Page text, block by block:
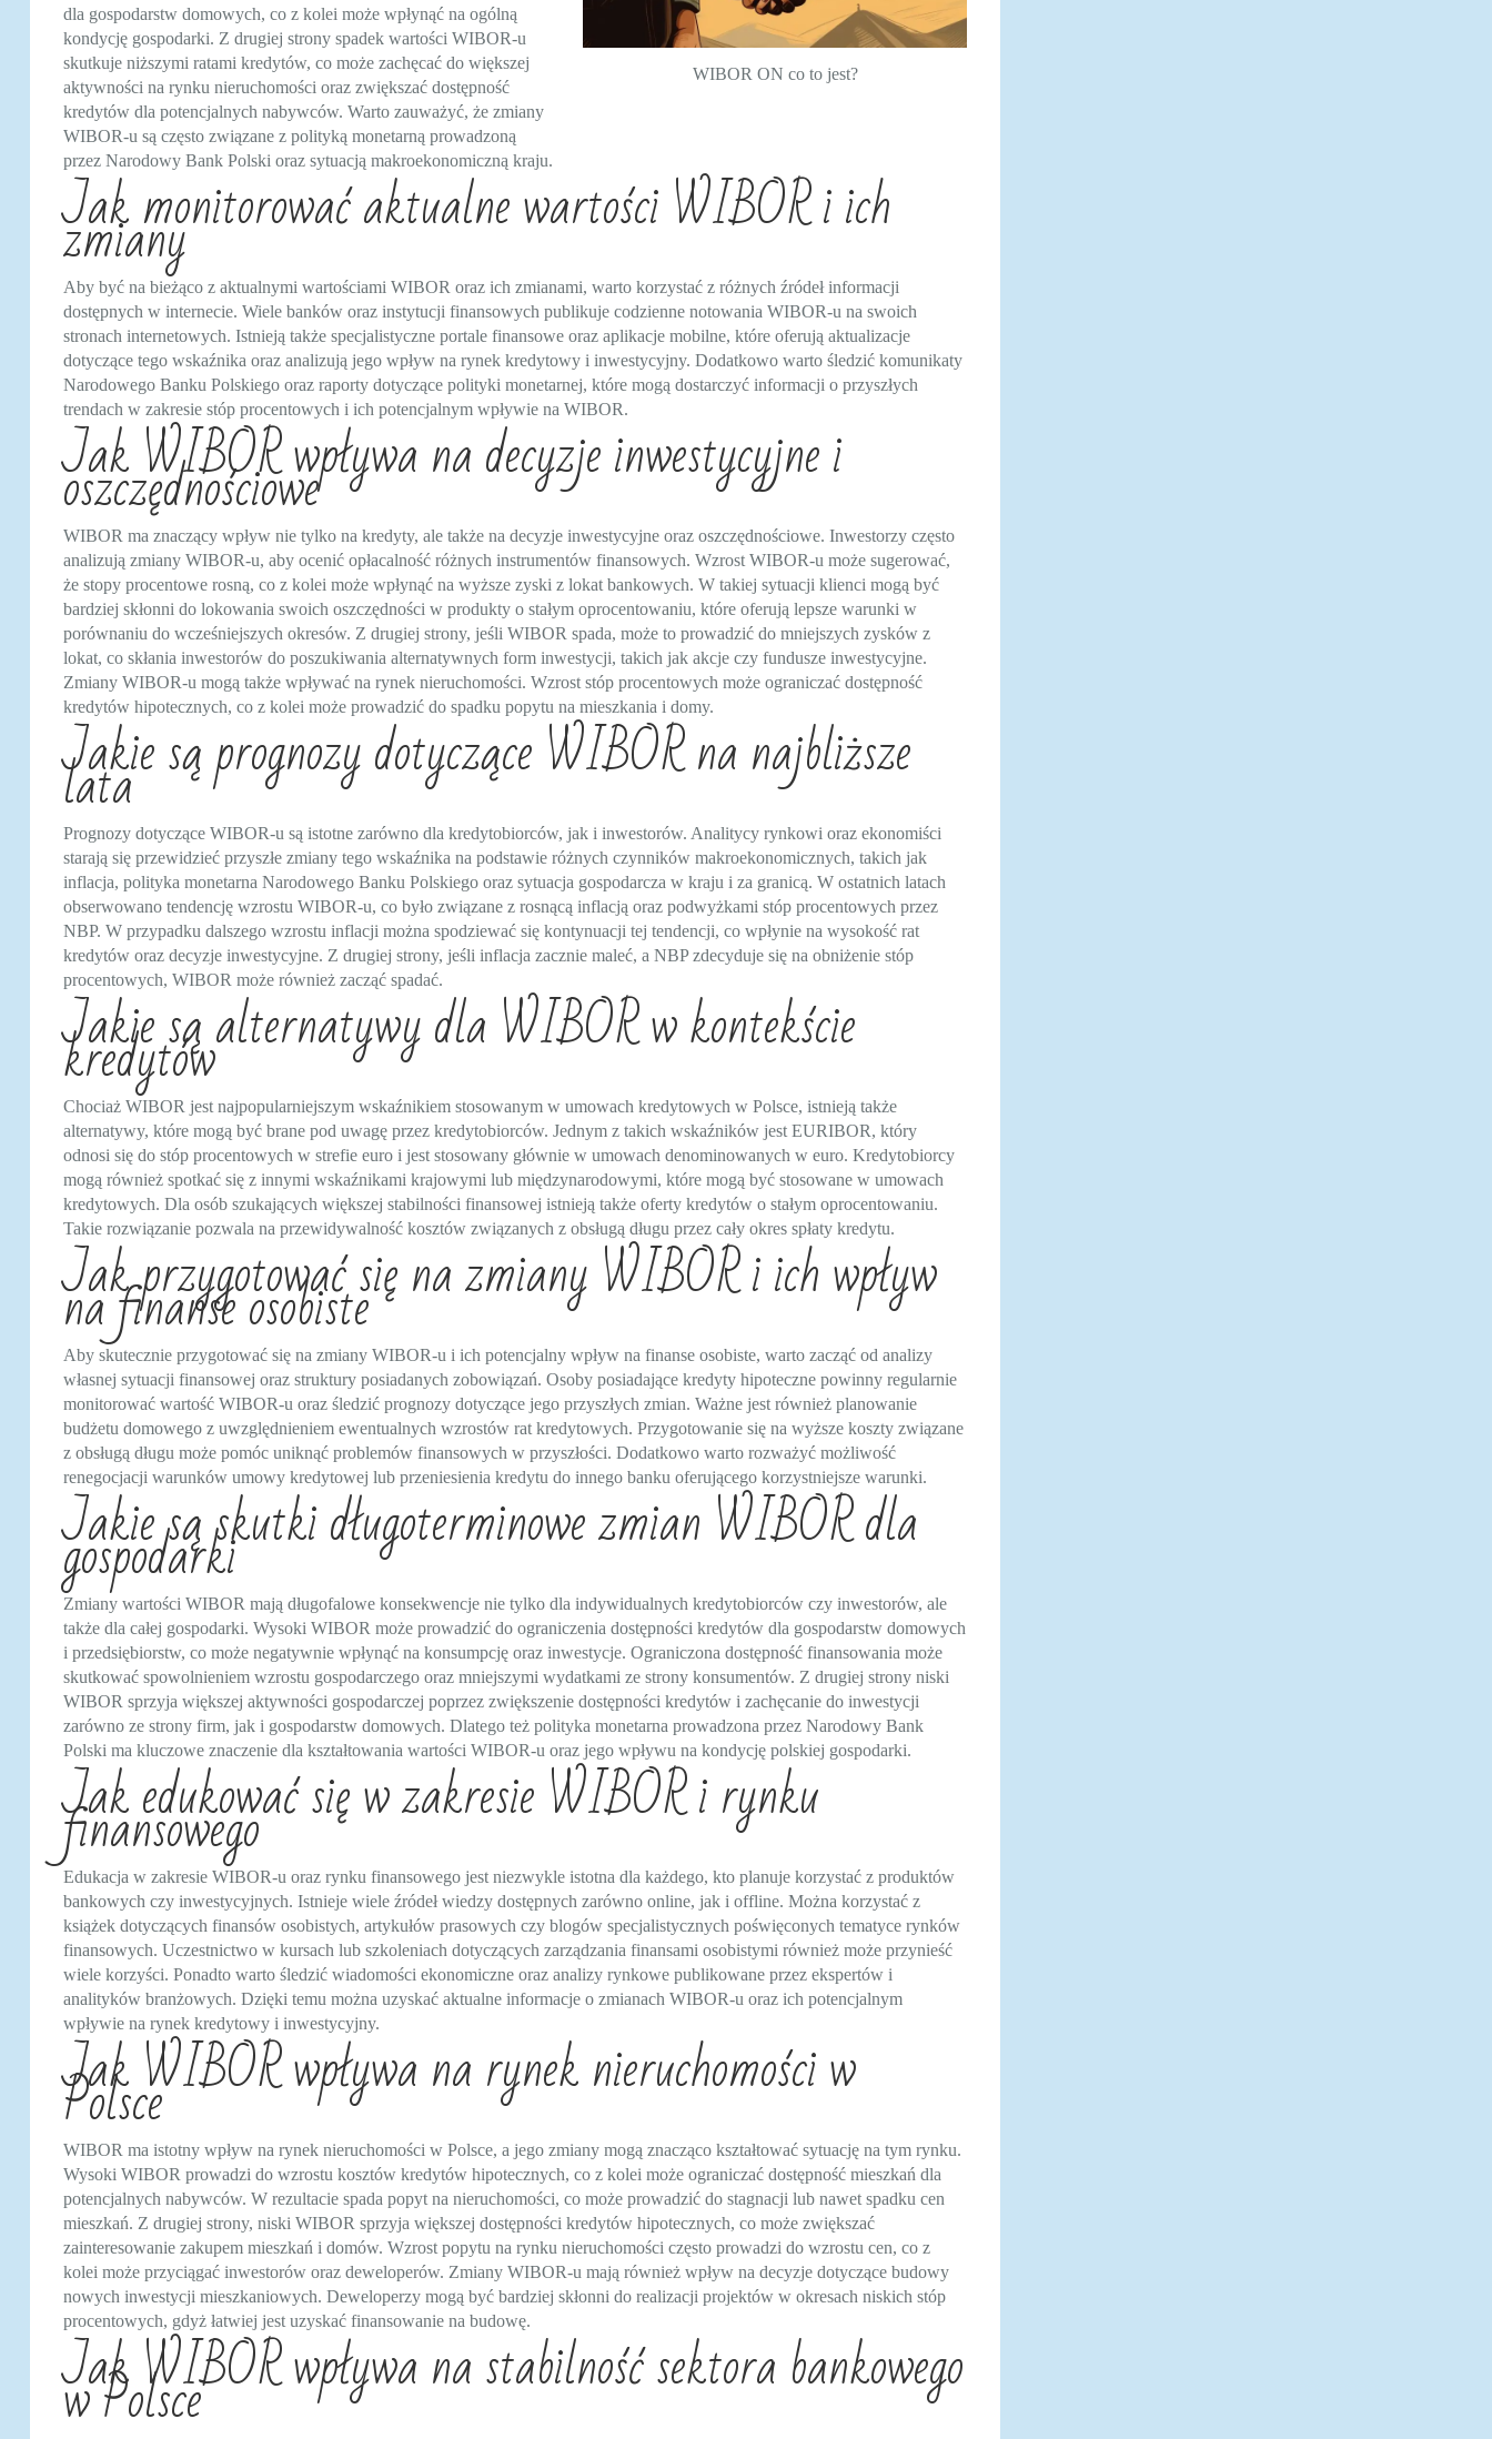
WIBOR ON co to jest?
dla gospodarstw domowych, co z kolei może wpłynąć na ogólną
kondycję gospodarki. Z drugiej strony spadek wartości WIBOR-u
skutkuje niższymi ratami kredytów, co może zachęcać do większej
aktywności na rynku nieruchomości oraz zwiększać dostępność
kredytów dla potencjalnych nabywców. Warto zauważyć, że zmiany
WIBOR-u są często związane z polityką monetarną prowadzoną
przez Narodowy Bank Polski oraz sytuacją makroekonomiczną kraju.
Jak monitorować aktualne wartości WIBOR i ich
zmiany
Aby być na bieżąco z aktualnymi wartościami WIBOR oraz ich zmianami, warto korzystać z różnych źródeł informacji
dostępnych w internecie. Wiele banków oraz instytucji finansowych publikuje codzienne notowania WIBOR-u na swoich
stronach internetowych. Istnieją także specjalistyczne portale finansowe oraz aplikacje mobilne, które oferują aktualizacje
dotyczące tego wskaźnika oraz analizują jego wpływ na rynek kredytowy i inwestycyjny. Dodatkowo warto śledzić komunikaty
Narodowego Banku Polskiego oraz raporty dotyczące polityki monetarnej, które mogą dostarczyć informacji o przyszłych
trendach w zakresie stóp procentowych i ich potencjalnym wpływie na WIBOR.
Jak WIBOR wpływa na decyzje inwestycyjne i
oszczędnościowe
WIBOR ma znaczący wpływ nie tylko na kredyty, ale także na decyzje inwestycyjne oraz oszczędnościowe. Inwestorzy często
analizują zmiany WIBOR-u, aby ocenić opłacalność różnych instrumentów finansowych. Wzrost WIBOR-u może sugerować,
że stopy procentowe rosną, co z kolei może wpłynąć na wyższe zyski z lokat bankowych. W takiej sytuacji klienci mogą być
bardziej skłonni do lokowania swoich oszczędności w produkty o stałym oprocentowaniu, które oferują lepsze warunki w
porównaniu do wcześniejszych okresów. Z drugiej strony, jeśli WIBOR spada, może to prowadzić do mniejszych zysków z
lokat, co skłania inwestorów do poszukiwania alternatywnych form inwestycji, takich jak akcje czy fundusze inwestycyjne.
Zmiany WIBOR-u mogą także wpływać na rynek nieruchomości. Wzrost stóp procentowych może ograniczać dostępność
kredytów hipotecznych, co z kolei może prowadzić do spadku popytu na mieszkania i domy.
Jakie są prognozy dotyczące WIBOR na najbliższe
lata
Prognozy dotyczące WIBOR-u są istotne zarówno dla kredytobiorców, jak i inwestorów. Analitycy rynkowi oraz ekonomiści
starają się przewidzieć przyszłe zmiany tego wskaźnika na podstawie różnych czynników makroekonomicznych, takich jak
inflacja, polityka monetarna Narodowego Banku Polskiego oraz sytuacja gospodarcza w kraju i za granicą. W ostatnich latach
obserwowano tendencję wzrostu WIBOR-u, co było związane z rosnącą inflacją oraz podwyżkami stóp procentowych przez
NBP. W przypadku dalszego wzrostu inflacji można spodziewać się kontynuacji tej tendencji, co wpłynie na wysokość rat
kredytów oraz decyzje inwestycyjne. Z drugiej strony, jeśli inflacja zacznie maleć, a NBP zdecyduje się na obniżenie stóp
procentowych, WIBOR może również zacząć spadać.
Jakie są alternatywy dla WIBOR w kontekście
kredytów
Chociaż WIBOR jest najpopularniejszym wskaźnikiem stosowanym w umowach kredytowych w Polsce, istnieją także
alternatywy, które mogą być brane pod uwagę przez kredytobiorców. Jednym z takich wskaźników jest EURIBOR, który
odnosi się do stóp procentowych w strefie euro i jest stosowany głównie w umowach denominowanych w euro. Kredytobiorcy
mogą również spotkać się z innymi wskaźnikami krajowymi lub międzynarodowymi, które mogą być stosowane w umowach
kredytowych. Dla osób szukających większej stabilności finansowej istnieją także oferty kredytów o stałym oprocentowaniu.
Takie rozwiązanie pozwala na przewidywalność kosztów związanych z obsługą długu przez cały okres spłaty kredytu.
Jak przygotować się na zmiany WIBOR i ich wpływ
na finanse osobiste
Aby skutecznie przygotować się na zmiany WIBOR-u i ich potencjalny wpływ na finanse osobiste, warto zacząć od analizy
własnej sytuacji finansowej oraz struktury posiadanych zobowiązań. Osoby posiadające kredyty hipoteczne powinny regularnie
monitorować wartość WIBOR-u oraz śledzić prognozy dotyczące jego przyszłych zmian. Ważne jest również planowanie
budżetu domowego z uwzględnieniem ewentualnych wzrostów rat kredytowych. Przygotowanie się na wyższe koszty związane
z obsługą długu może pomóc uniknąć problemów finansowych w przyszłości. Dodatkowo warto rozważyć możliwość
renegocjacji warunków umowy kredytowej lub przeniesienia kredytu do innego banku oferującego korzystniejsze warunki.
Jakie są skutki długoterminowe zmian WIBOR dla
gospodarki
Zmiany wartości WIBOR mają długofalowe konsekwencje nie tylko dla indywidualnych kredytobiorców czy inwestorów, ale
także dla całej gospodarki. Wysoki WIBOR może prowadzić do ograniczenia dostępności kredytów dla gospodarstw domowych
i przedsiębiorstw, co może negatywnie wpłynąć na konsumpcję oraz inwestycje. Ograniczona dostępność finansowania może
skutkować spowolnieniem wzrostu gospodarczego oraz mniejszymi wydatkami ze strony konsumentów. Z drugiej strony niski
WIBOR sprzyja większej aktywności gospodarczej poprzez zwiększenie dostępności kredytów i zachęcanie do inwestycji
zarówno ze strony firm, jak i gospodarstw domowych. Dlatego też polityka monetarna prowadzona przez Narodowy Bank
Polski ma kluczowe znaczenie dla kształtowania wartości WIBOR-u oraz jego wpływu na kondycję polskiej gospodarki.
Jak edukować się w zakresie WIBOR i rynku
finansowego
Edukacja w zakresie WIBOR-u oraz rynku finansowego jest niezwykle istotna dla każdego, kto planuje korzystać z produktów
bankowych czy inwestycyjnych. Istnieje wiele źródeł wiedzy dostępnych zarówno online, jak i offline. Można korzystać z
książek dotyczących finansów osobistych, artykułów prasowych czy blogów specjalistycznych poświęconych tematyce rynków
finansowych. Uczestnictwo w kursach lub szkoleniach dotyczących zarządzania finansami osobistymi również może przynieść
wiele korzyści. Ponadto warto śledzić wiadomości ekonomiczne oraz analizy rynkowe publikowane przez ekspertów i
analityków branżowych. Dzięki temu można uzyskać aktualne informacje o zmianach WIBOR-u oraz ich potencjalnym
wpływie na rynek kredytowy i inwestycyjny.
Jak WIBOR wpływa na rynek nieruchomości w
Polsce
WIBOR ma istotny wpływ na rynek nieruchomości w Polsce, a jego zmiany mogą znacząco kształtować sytuację na tym rynku.
Wysoki WIBOR prowadzi do wzrostu kosztów kredytów hipotecznych, co z kolei może ograniczać dostępność mieszkań dla
potencjalnych nabywców. W rezultacie spada popyt na nieruchomości, co może prowadzić do stagnacji lub nawet spadku cen
mieszkań. Z drugiej strony, niski WIBOR sprzyja większej dostępności kredytów hipotecznych, co może zwiększać
zainteresowanie zakupem mieszkań i domów. Wzrost popytu na rynku nieruchomości często prowadzi do wzrostu cen, co z
kolei może przyciągać inwestorów oraz deweloperów. Zmiany WIBOR-u mają również wpływ na decyzje dotyczące budowy
nowych inwestycji mieszkaniowych. Deweloperzy mogą być bardziej skłonni do realizacji projektów w okresach niskich stóp
procentowych, gdyż łatwiej jest uzyskać finansowanie na budowę.
Jak WIBOR wpływa na stabilność sektora bankowego
w Polsce